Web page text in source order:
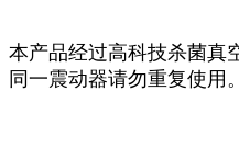
本产品经过高科技杀菌真
同一震动器请勿重复使用。